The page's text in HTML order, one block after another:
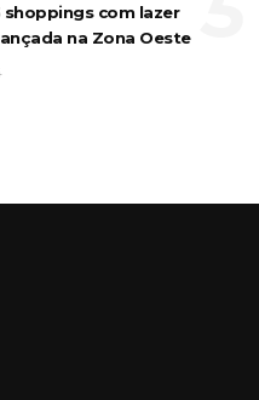
shoppings com lazer
na Zona Oeste